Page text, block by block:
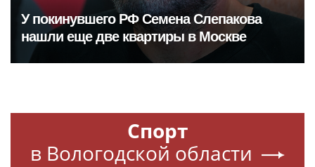
У покинувшего РФ Семена Слепакова
нашли еще две квартиры в Москве
Спорт
в Вологодской области